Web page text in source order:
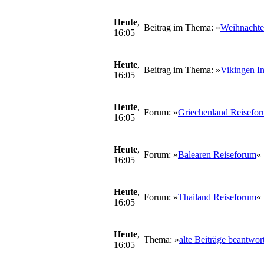
Heute,
16:05
Beitrag im Thema: »
Heute,
16:05
Beitrag im Thema: »Vikingen
Heute,
16:05
Forum: »Griechenland
Heute,
16:05
Forum: »Balearen Reiseforum«
Heute,
16:05
Forum: »Thailand Reiseforum«
Heute,
16:05
Thema: »alte Beiträge